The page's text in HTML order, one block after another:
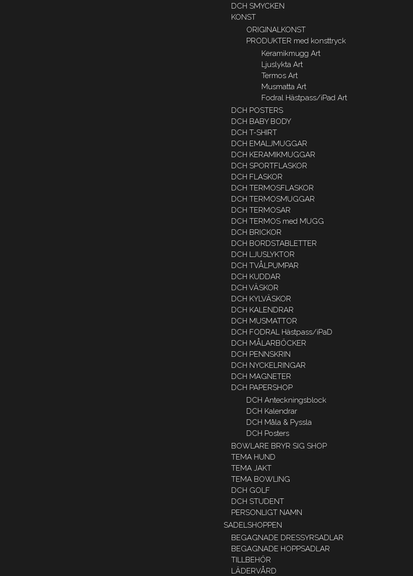
DCH SMYCKEN
KONST
ORIGINALKONST
PRODUKTER med konsttryck
Keramikmugg Art
Ljuslykta Art
Termos Art
Musmatta Art
Fodral Hästpass/iPad Art
DCH POSTERS
DCH BABY BODY
DCH T-SHIRT
DCH EMALJMUGGAR
DCH KERAMIKMUGGAR
DCH SPORTFLASKOR
DCH FLASKOR
DCH TERMOSFLASKOR
DCH TERMOSMUGGAR
DCH TERMOSAR
DCH TERMOS med MUGG
DCH BRICKOR
DCH BORDSTABLETTER
DCH LJUSLYKTOR
DCH TVÅLPUMPAR
DCH KUDDAR
DCH VÄSKOR
DCH KYLVÄSKOR
DCH KALENDRAR
DCH MUSMATTOR
DCH FODRAL Hästpass/iPaD
DCH MÅLARBÖCKER
DCH PENNSKRIN
DCH NYCKELRINGAR
DCH MAGNETER
DCH PAPERSHOP
DCH Anteckningsblock
DCH Kalendrar
DCH Måla & Pyssla
DCH Posters
BOWLARE BRYR SIG SHOP
TEMA HUND
TEMA JAKT
TEMA BOWLING
DCH GOLF
DCH STUDENT
PERSONLIGT NAMN
SADELSHOPPEN
BEGAGNADE DRESSYRSADLAR
BEGAGNADE HOPPSADLAR
TILLBEHÖR
LÄDERVÅRD